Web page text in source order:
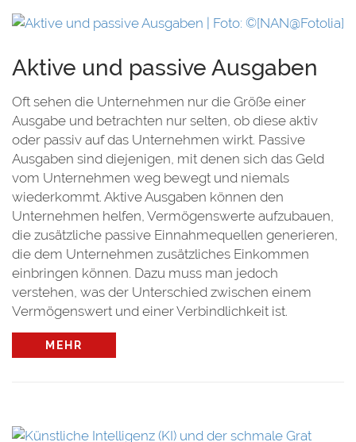
Aktive und passive Ausgaben
Oft sehen die Unternehmen nur die Größe einer
Ausgabe und betrachten nur selten, ob diese aktiv
oder passiv auf das Unternehmen wirkt. Passive
Ausgaben sind diejenigen, mit denen sich das Geld
vom Unternehmen weg bewegt und niemals
wiederkommt. Aktive Ausgaben können den
Unternehmen helfen, Vermögenswerte aufzubauen,
die zusätzliche passive Einnahmequellen generieren,
die dem Unternehmen zusätzliches Einkommen
einbringen können. Dazu muss man jedoch
verstehen, was der Unterschied zwischen einem
Vermögenswert und einer Verbindlichkeit ist.
MEHR